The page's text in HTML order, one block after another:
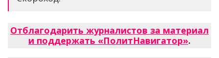
Отблагодарить журналистов за материал
и поддержать «ПолитНавигатор».